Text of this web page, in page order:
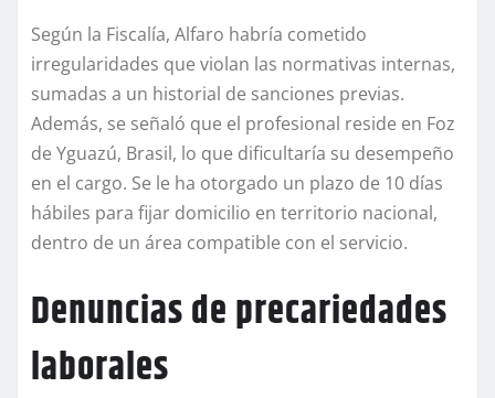
Según la Fiscalía, Alfaro habría cometido
irregularidades que violan las normativas internas,
sumadas a un historial de sanciones previas.
Además, se señaló que el profesional reside en Foz
de Yguazú, Brasil, lo que dificultaría su desempeño
en el cargo. Se le ha otorgado un plazo de 10 días
hábiles para fijar domicilio en territorio nacional,
dentro de un área compatible con el servicio.
Denuncias de precariedades
laborales